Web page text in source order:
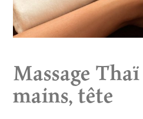
Massage
mains, tête